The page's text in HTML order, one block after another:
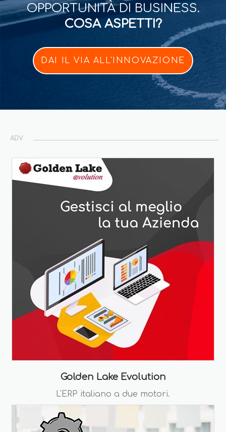
OPPORTUNITÀ DI BUSINESS.
COSA ASPETTI?
DAI IL VIA ALL'INNOVAZIONE
ADV
Golden Lake Evolution
L'ERP italiano a due motori.